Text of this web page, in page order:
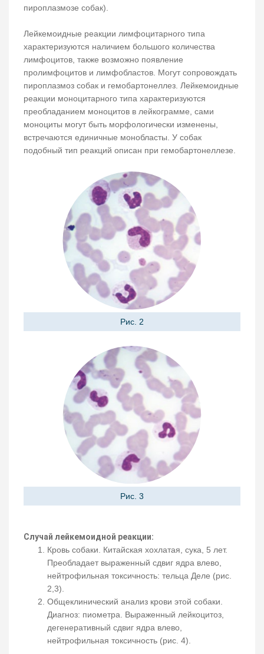
пироплазмозе собак).
Лейкемоидные реакции лимфоцитарного типа
характеризуются наличием большого количества
лимфоцитов, также возможно появление
пролимфоцитов и лимфобластов. Могут сопровождать
пироплазмоз собак и гемобартонеллез. Лейкемоидные
реакции моноцитарного типа характеризуются
преобладанием моноцитов в лейкограмме, сами
моноциты могут быть морфологически изменены,
встречаются единичные монобласты. У собак
подобный тип реакций описан при гемобартонеллезе.
Рис. 2
Рис. 3
Случай лейкемоидной реакции:
Кровь собаки. Китайская хохлатая, сука, 5 лет.
Преобладает выраженный сдвиг ядра влево,
нейтрофильная токсичность: тельца Деле (рис.
2,3).
Общеклинический анализ крови этой собаки.
Диагноз: пиометра. Выраженный лейкоцитоз,
дегенеративный сдвиг ядра влево,
нейтрофильная токсичность (рис. 4).